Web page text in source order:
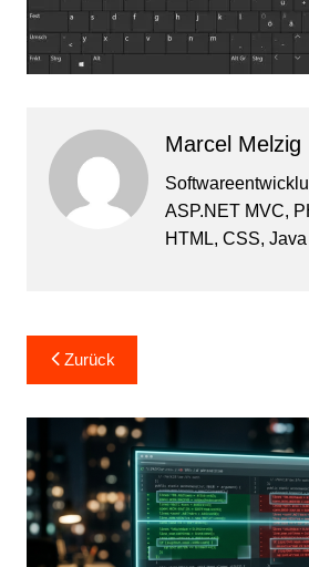
Marcel Melzig
ASP.NET MVC,
HTML, CSS, Java
Beitragsnavigation
Zurück